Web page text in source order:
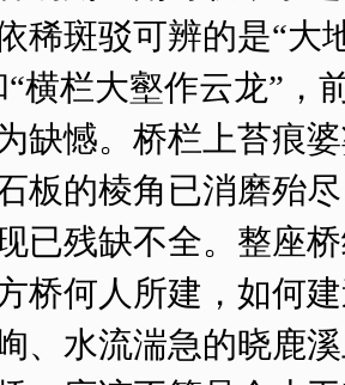
稀斑驳可辨的是“大
“横栏大壑作云龙”，
缺憾。桥栏上苔痕
板的棱角已消磨殆
已残缺不全。整座
何人所建，如何建
、水流湍急的晓鹿